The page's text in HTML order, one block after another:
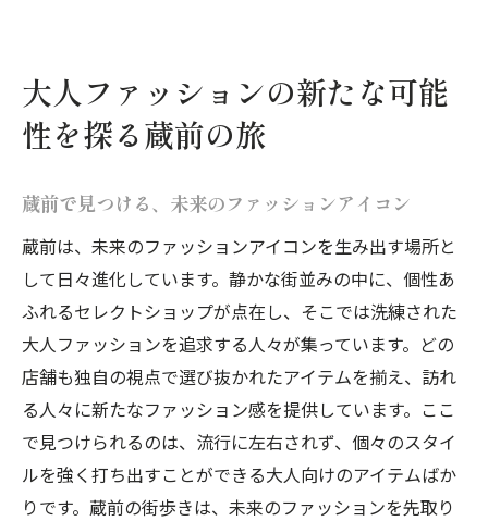
大人ファッションの新たな可能
性を探る蔵前の旅
蔵前で見つける、未来のファッションアイコン
蔵前は、未来のファッションアイコンを生み出す場所と
して日々進化しています。静かな街並みの中に、個性あ
ふれるセレクトショップが点在し、そこでは洗練された
大人ファッションを追求する人々が集っています。どの
店舗も独自の視点で選び抜かれたアイテムを揃え、訪れ
る人々に新たなファッション感を提供しています。ここ
で見つけられるのは、流行に左右されず、個々のスタイ
ルを強く打ち出すことができる大人向けのアイテムばか
りです。蔵前の街歩きは、未来のファッションを先取り